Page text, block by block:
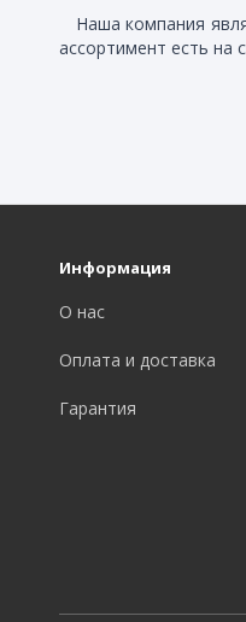
Наша компания
ассортимент есть на
Информация
О нас
Оплата и доставка
Гарантия